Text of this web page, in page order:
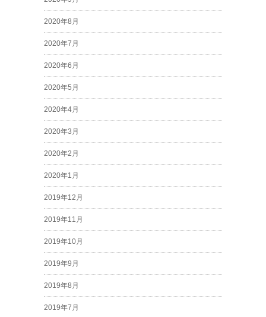
2020年8月
2020年7月
2020年6月
2020年5月
2020年4月
2020年3月
2020年2月
2020年1月
2019年12月
2019年11月
2019年10月
2019年9月
2019年8月
2019年7月